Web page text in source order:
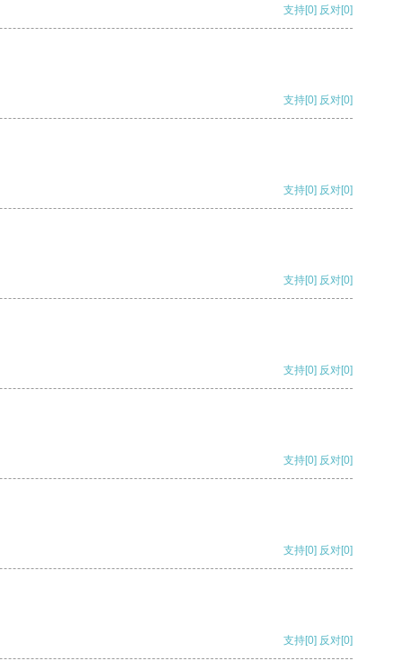
支持[0] 反对[0]
支持[0] 反对[0]
支持[0] 反对[0]
支持[0] 反对[0]
支持[0] 反对[0]
支持[0] 反对[0]
支持[0] 反对[0]
支持[0] 反对[0]